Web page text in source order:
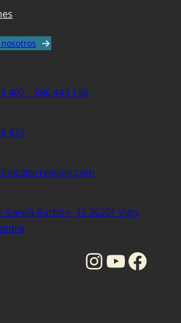
407 – 986 443 138
433
García Barbón, 32 36201 Vigo,
InstagramYouTube Facebook